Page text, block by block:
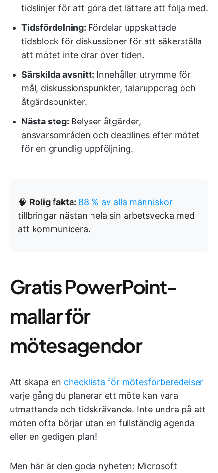
tidslinjer för att göra det lättare att följa med.
Tidsfördelning: Fördelar uppskattade
tidsblock för diskussioner för att säkerställa
att mötet inte drar över tiden.
Särskilda avsnitt: Innehåller utrymme för
mål, diskussionspunkter, talaruppdrag och
åtgärdspunkter.
Nästa steg: Belyser åtgärder,
ansvarsområden och deadlines efter mötet
för en grundlig uppföljning.
🧠 Rolig fakta: 88 % av alla människor
tillbringar nästan hela sin arbetsvecka med
att kommunicera.
Gratis PowerPoint-
mallar för
mötesagendor
Att skapa en checklista för mötesförberedelser
varje gång du planerar ett möte kan vara
utmattande och tidskrävande. Inte undra på att
möten ofta börjar utan en fullständig agenda
eller en gedigen plan!
Men här är den goda nyheten: Microsoft